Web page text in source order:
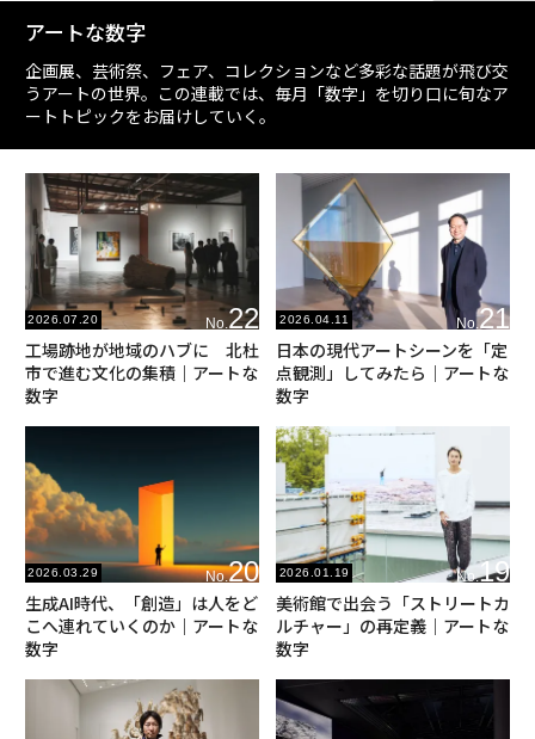
アートな数字
企画展、芸術祭、フェア、コレクションなど多彩な話題が飛び交
うアートの世界。この連載では、毎月「数字」を切り口に旬なア
ートトピックをお届けしていく。
2026.07.20 No.22
工場跡地が地域のハブに 北杜
市で進む文化の集積｜アートな
数字
2026.04.11 No.21
日本の現代アートシーンを「定
点観測」してみたら｜アートな
数字
2026.03.29 No.20
生成AI時代、「創造」は人をど
こへ連れていくのか｜アートな
数字
2026.01.19 No.19
美術館で出会う「ストリートカ
ルチャー」の再定義｜アートな
数字